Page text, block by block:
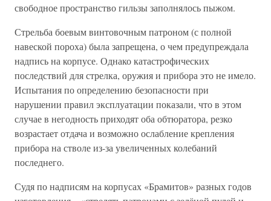
свободное пространство гильзы заполнялось пыжом.
Стрельба боевым винтовочным патроном (с полной
навеской пороха) была запрещена, о чем предупреждала
надпись на корпусе. Однако катастрофических
последствий для стрелка, оружия и прибора это не имело.
Испытания по определению безопасности при
нарушении правил эксплуатации показали, что в этом
случае в негодность приходят оба обтюратора, резко
возрастает отдача и возможно ослабление крепления
прибора на стволе из-за увеличенных колебаний
последнего.
Судя по надписям на корпусах «Брамитов» разных годов